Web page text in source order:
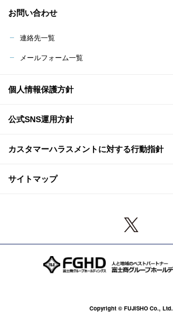
お問い合わせ
連絡先一覧
メールフォーム一覧
個人情報保護方針
公式SNS運用方針
カスタマーハラスメントに対する行動指針
サイトマップ
Copyright © FUJISHO Co., Ltd.